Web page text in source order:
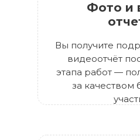
Фото и
Вы получите
видеоотчёт
этапа работ —
за качеством